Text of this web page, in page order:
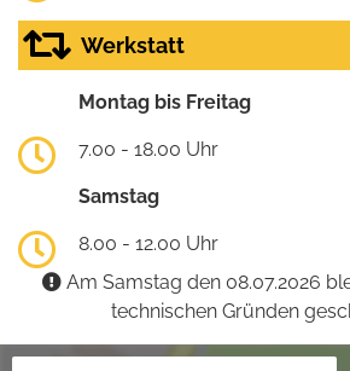
Werkstatt
Montag bis Freitag
7.00 - 18.00 Uhr
Samstag
8.00 - 12.00 Uhr
Am Samstag den 08.07.2026
technischen Gründen